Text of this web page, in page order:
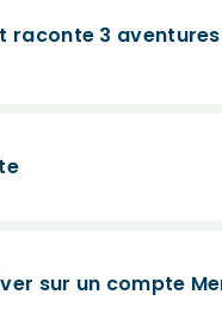
raconte 3
sur un compte